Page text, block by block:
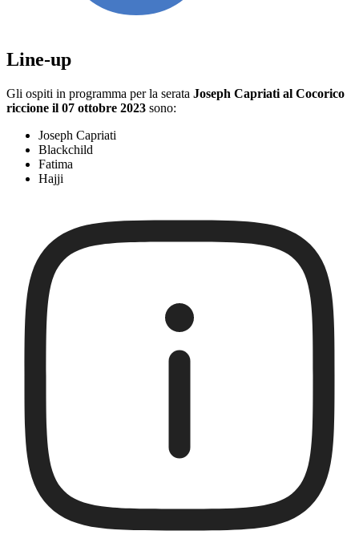
Line-up
Gli ospiti in programma per la serata Joseph Capriati al Cocorico
riccione il 07 ottobre 2023 sono:
Joseph Capriati
Blackchild
Fatima
Hajji